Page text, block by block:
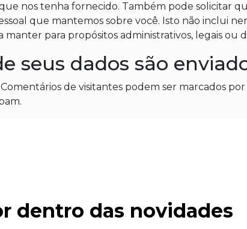
nos tenha fornecido. Também pode solicitar
que mantemos sobre você. Isto não inclui
manter para propósitos administrativos, legais ou
seus dados são
Comentários de visitantes podem ser marcados
dentro das novidades